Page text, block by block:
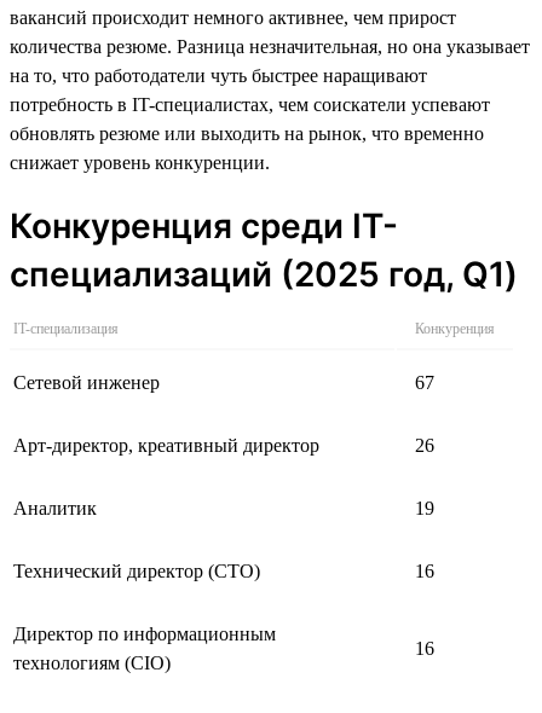
вакансий происходит немного активнее, чем прирост
количества резюме. Разница незначительная, но она указывает
на то, что работодатели чуть быстрее наращивают
потребность в IT-специалистах, чем соискатели успевают
обновлять резюме или выходить на рынок, что временно
снижает уровень конкуренции.
Конкуренция среди IT-
специализаций (2025 год, Q1)
IT-специализация Конкуренция
Сетевой инженер 67
Арт-директор, креативный директор 26
Аналитик 19
Технический директор (CTO) 16
Директор по информационным
технологиям (CIO)
16